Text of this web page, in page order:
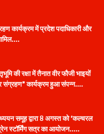
कार्यक्रम में प्रदेश पदाधिकारी और
की रक्षा में तैनात वीर फौजी भाइयों
संग्रहण” कार्यक्रम हुआ संपन्न….
समूह द्वारा 8 अगस्त को ‘कल्चरल
ब्रेन स्टॉर्मिंग सत्र का आयोजन…..